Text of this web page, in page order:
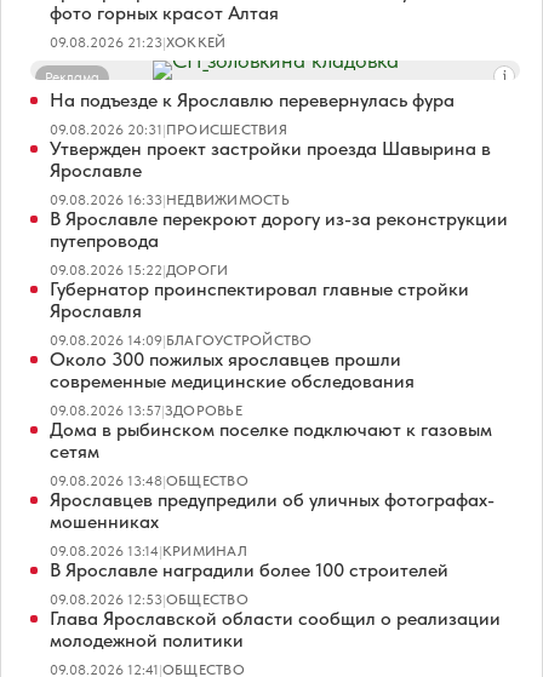
фото горных красот Алтая
09.08.2026 21:23|ХОККЕЙ
Реклама
На подъезде к Ярославлю перевернулась фура
09.08.2026 20:31|ПРОИСШЕСТВИЯ
Утвержден проект застройки проезда Шавырина в
Ярославле
09.08.2026 16:33|НЕДВИЖИМОСТЬ
В Ярославле перекроют дорогу из-за реконструкции
путепровода
09.08.2026 15:22|ДОРОГИ
Губернатор проинспектировал главные стройки
Ярославля
09.08.2026 14:09|БЛАГОУСТРОЙСТВО
Около 300 пожилых ярославцев прошли
современные медицинские обследования
09.08.2026 13:57|ЗДОРОВЬЕ
Дома в рыбинском поселке подключают к газовым
сетям
09.08.2026 13:48|ОБЩЕСТВО
Ярославцев предупредили об уличных фотографах-
мошенниках
09.08.2026 13:14|КРИМИНАЛ
В Ярославле наградили более 100 строителей
09.08.2026 12:53|ОБЩЕСТВО
Глава Ярославской области сообщил о реализации
молодежной политики
09.08.2026 12:41|ОБЩЕСТВО